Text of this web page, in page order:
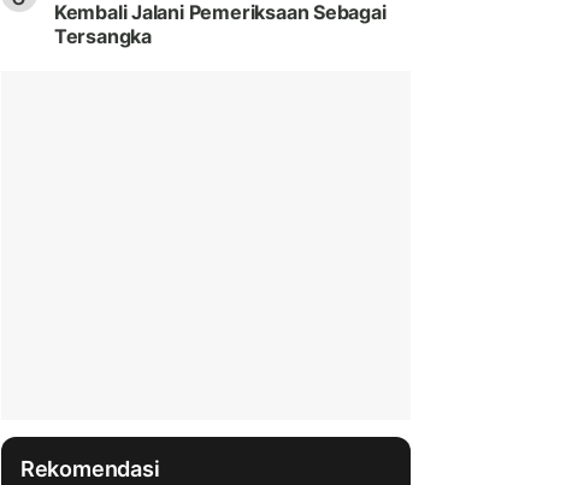
Kembali Jalani Pemeriksaan Sebagai
Tersangka
Rekomendasi